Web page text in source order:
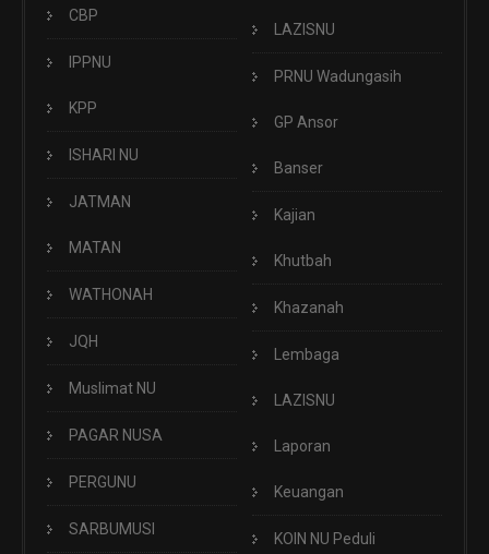
CBP
IPPNU
KPP
ISHARI NU
JATMAN
MATAN
WATHONAH
JQH
Muslimat NU
PAGAR NUSA
PERGUNU
SARBUMUSI
LAZISNU
PRNU Wadungasih
GP Ansor
Banser
Kajian
Khutbah
Khazanah
Lembaga
LAZISNU
Laporan
Keuangan
KOIN NU Peduli